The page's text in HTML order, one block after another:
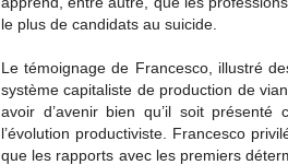
le plus de candidats au suicide.
Le témoignage de Francesco, illustré
système capitaliste de production de
avoir d’avenir bien qu’il soit
l’évolution productiviste. Francesco
que les rapports avec les premiers